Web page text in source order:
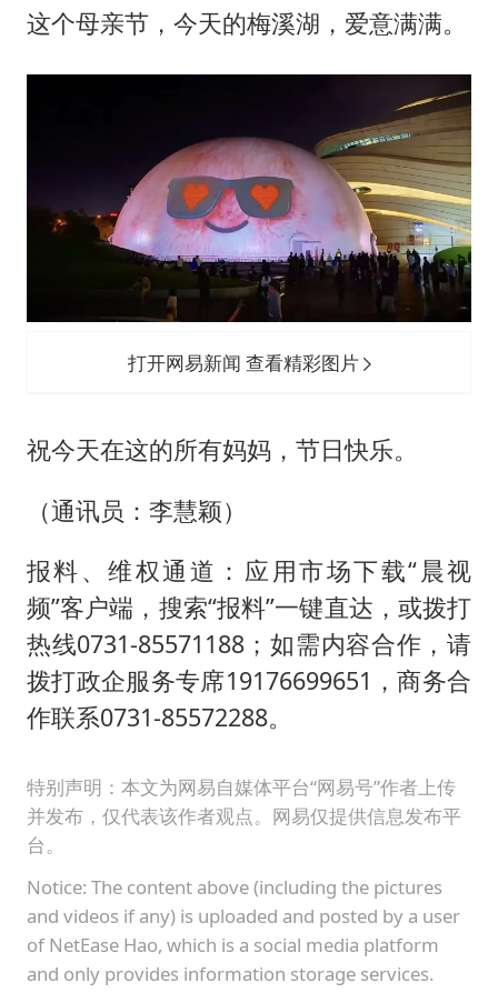
这个母亲节，今天的梅溪湖，爱意满满。
打开网易新闻 查看精彩图片
祝今天在这的所有妈妈，节日快乐。
（通讯员：李慧颖）
报料、维权通道：应用市场下载“晨视
频”客户端，搜索“报料”一键直达，或拨打
热线0731-85571188；如需内容合作，请
拨打政企服务专席19176699651，商务合
作联系0731-85572288。
特别声明：本文为网易自媒体平台“网易号”作者上传
并发布，仅代表该作者观点。网易仅提供信息发布平
台。
Notice: The content above (including the pictures
and videos if any) is uploaded and posted by a user
of NetEase Hao, which is a social media platform
and only provides information storage services.